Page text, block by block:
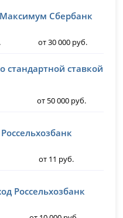
Сбербанк
от 30 000 руб.
стандартной ставкой
от 50 000 руб.
от 11 руб.
Россельхозбанк